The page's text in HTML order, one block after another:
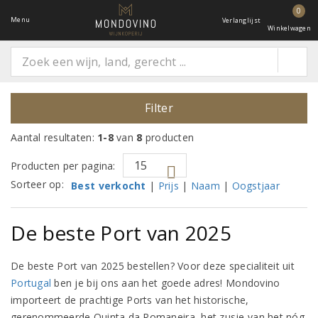
Menu Verlanglijst
0
Winkelwagen
Filter
Aantal resultaten: 1-8van 8 producten
Producten per pagina:
Sorteer op:
Best verkocht | Prijs | Naam | Oogstjaar
De beste Port van 2025
De beste Port van 2025 bestellen? Voor deze specialiteit uit
Portugal ben je bij ons aan het goede adres! Mondovino
importeert de prachtige Ports van het historische,